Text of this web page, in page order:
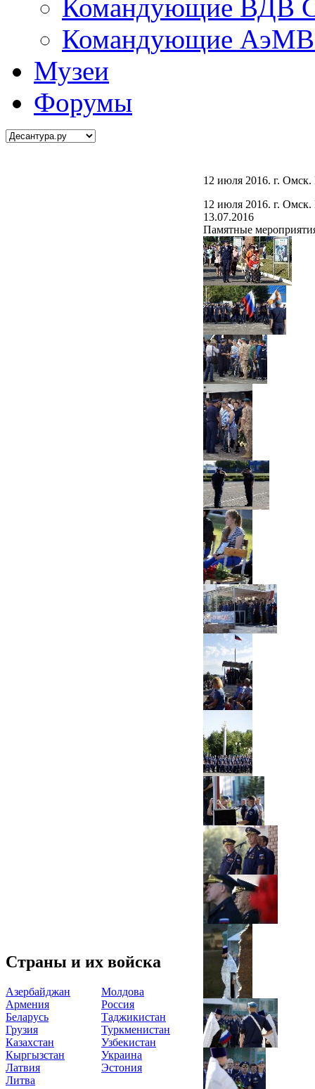
Командующие ВДВ
Командующие АэМВ
Музеи
Форумы
Страны и их войска
Азербайджан
Армения
Беларусь
Грузия
Казахстан
Кыргызстан
Латвия
Литва
Молдова
Россия
Таджикистан
Туркменистан
Узбекистан
Украина
Эстония
12 июля 2016. г.
12 июля 2016. г.
13.07.2016
Памятные